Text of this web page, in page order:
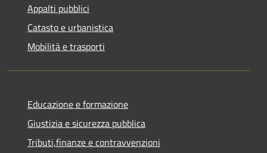
Appalti pubblici
Catasto e urbanistica
Mobilità e trasporti
Educazione e formazione
Giustizia e sicurezza pubblica
Tributi,finanze e contravvenzioni